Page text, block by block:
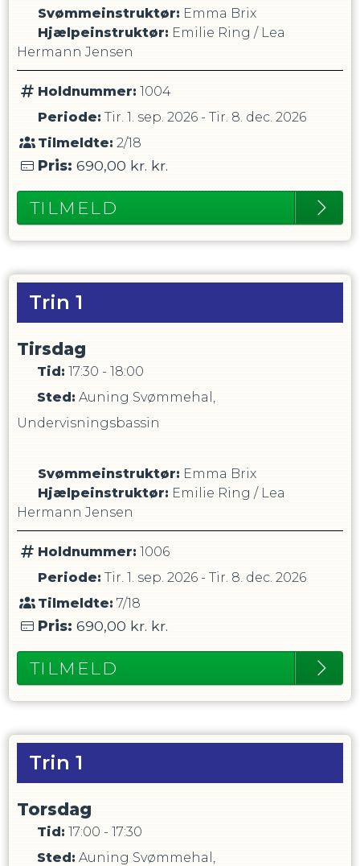
Svømmeinstruktør: Emma Brix
Hjælpeinstruktør: Emilie Ring / Lea
Hermann Jensen
Holdnummer: 1004
Periode: Tir. 1. sep. 2026- Tir. 8. dec. 2026
Tilmeldte: 2/18
Pris: 690,00 kr. kr.
TILMELD
Trin 1
Tirsdag
Tid: 17:30 - 18:00
Sted: Auning Svømmehal,
Undervisningsbassin
Svømmeinstruktør: Emma Brix
Hjælpeinstruktør: Emilie Ring / Lea
Hermann Jensen
Holdnummer: 1006
Periode: Tir. 1. sep. 2026- Tir. 8. dec. 2026
Tilmeldte: 7/18
Pris: 690,00 kr. kr.
TILMELD
Trin 1
Torsdag
Tid: 17:00 - 17:30
Sted: Auning Svømmehal,